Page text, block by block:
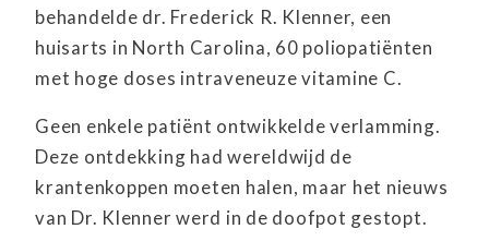
behandelde dr. Frederick R. Klenner, een
huisarts in North Carolina, 60 poliopatiënten
met hoge doses intraveneuze vitamine C.
Geen enkele patiënt ontwikkelde verlamming.
Deze ontdekking had wereldwijd de
krantenkoppen moeten halen, maar het nieuws
van Dr. Klenner werd in de doofpot gestopt.